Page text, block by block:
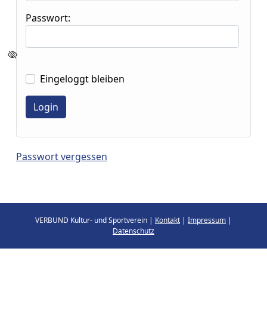
Passwort:
Eingeloggt bleiben
Passwort vergessen
VERBUND Kultur- und Sportverein | Kontakt | Impressum |
Datenschutz